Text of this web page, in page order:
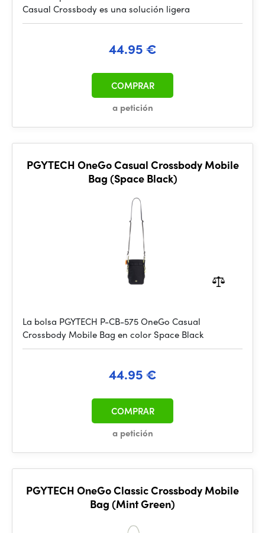
Casual Crossbody es una solución ligera
44.95 €
a petición
COMPRAR
PGYTECH OneGo Casual Crossbody Mobile
Bag (Space Black)
La bolsa PGYTECH P-CB-575 OneGo Casual
Crossbody Mobile Bag en color Space Black
44.95 €
a petición
COMPRAR
PGYTECH OneGo Classic Crossbody Mobile
Bag (Mint Green)